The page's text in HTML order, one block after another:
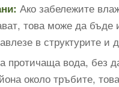
Ако забележите
това може да бъде
в структурите и
протичаща вода, без
около тръбите,